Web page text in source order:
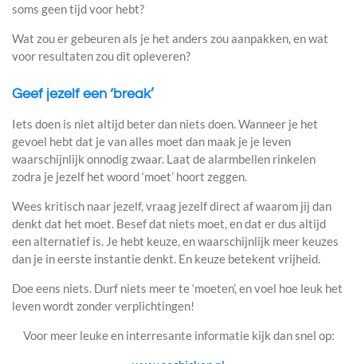
soms geen tijd voor hebt?
Wat zou er gebeuren als je het anders zou aanpakken, en wat
voor resultaten zou dit opleveren?
Geef jezelf een ‘break’
Iets doen is niet altijd beter dan niets doen. Wanneer je het
gevoel hebt dat je van alles moet dan maak je je leven
waarschijnlijk onnodig zwaar. Laat de alarmbellen rinkelen
zodra je jezelf het woord ‘moet’ hoort zeggen.
Wees kritisch naar jezelf, vraag jezelf direct af waarom jij dan
denkt dat het moet. Besef dat niets moet, en dat er dus altijd
een alternatief is. Je hebt keuze, en waarschijnlijk meer keuzes
dan je in eerste instantie denkt. En keuze betekent vrijheid.
Doe eens niets. Durf niets meer te ‘moeten’, en voel hoe leuk het
leven wordt zonder verplichtingen!
Voor meer leuke en interresante informatie kijk dan snel op: